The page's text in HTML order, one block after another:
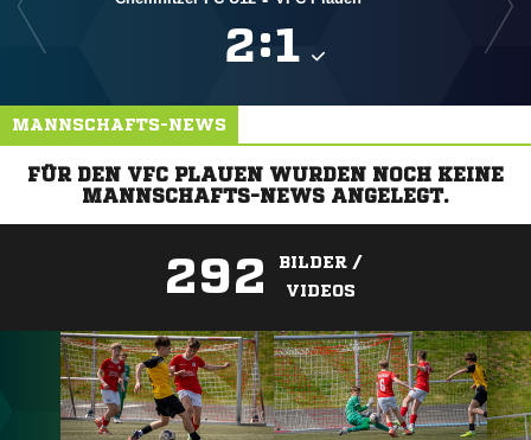
:
MANNSCHAFTS-NEWS
FÜR DEN VFC PLAUEN WURDEN NOCH KEINE
MANNSCHAFTS-NEWS ANGELEGT.
292
BILDER /
VIDEOS